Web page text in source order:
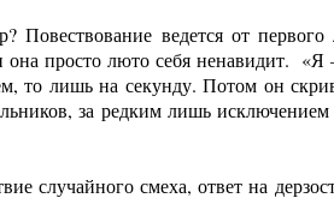
Повествование ведется от
просто люто себя ненавидит.
то лишь на секунду. Потом он
за редким лишь
случайного смеха, ответ на